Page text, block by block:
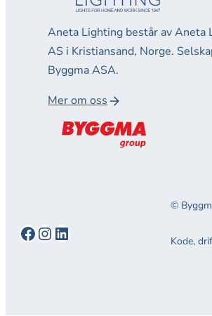
Aneta Lighting består av Aneta
AS i Kristiansand, Norge.
Byggma ASA.
Mer om oss
Facebook
Instagram
LinkedIn
©
Kode,